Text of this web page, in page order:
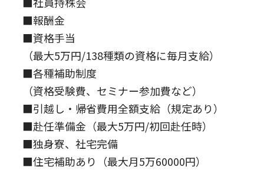
■報酬金
■資格手当
（最大5万円/138種類の資格に毎月支給）
■各種補助制度
（資格受験費、セミナー参加費など）
■引越し・帰省費用全額支給（規定あり）
■赴任準備金（最大5万円/初回赴任時）
■独身寮、社宅完備
■住宅補助あり（最大月5万60000円）